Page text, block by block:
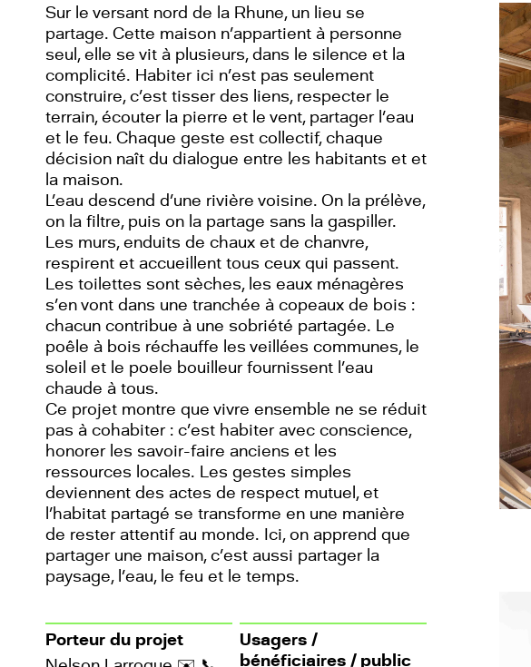
Sur le versant nord de la Rhune, un lieu se
partage. Cette maison n’appartient à personne
seul, elle se vit à plusieurs, dans le silence et la
complicité. Habiter ici n’est pas seulement
construire, c’est tisser des liens, respecter le
terrain, écouter la pierre et le vent, partager l’eau
et le feu. Chaque geste est collectif, chaque
décision naît du dialogue entre les habitants et et
la maison.
L’eau descend d’une rivière voisine. On la prélève,
on la filtre, puis on la partage sans la gaspiller.
Les murs, enduits de chaux et de chanvre,
respirent et accueillent tous ceux qui passent.
Les toilettes sont sèches, les eaux ménagères
s’en vont dans une tranchée à copeaux de bois :
chacun contribue à une sobriété partagée. Le
poêle à bois réchauffe les veillées communes, le
soleil et le poele bouilleur fournissent l’eau
chaude à tous.
Ce projet montre que vivre ensemble ne se réduit
pas à cohabiter : c’est habiter avec conscience,
honorer les savoir-faire anciens et les
ressources locales. Les gestes simples
deviennent des actes de respect mutuel, et
l’habitat partagé se transforme en une manière
de rester attentif au monde. Ici, on apprend que
partager une maison, c’est aussi partager la
paysage, l’eau, le feu et le temps.
Porteur du projet
Usagers /
bénéficiaires / public